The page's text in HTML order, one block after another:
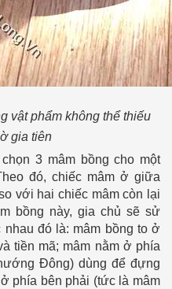
vật phẩm không thể thiếu
gia tiên
3 mâm bồng cho một
đó, chiếc mâm ở giữa
với hai chiếc mâm còn lại
bồng này, gia chủ sẽ sử
đó là: mâm bồng to ở
tiền mã; mâm nằm ở phía
Đông) dùng để đựng
phía bên phải (tức là mâm